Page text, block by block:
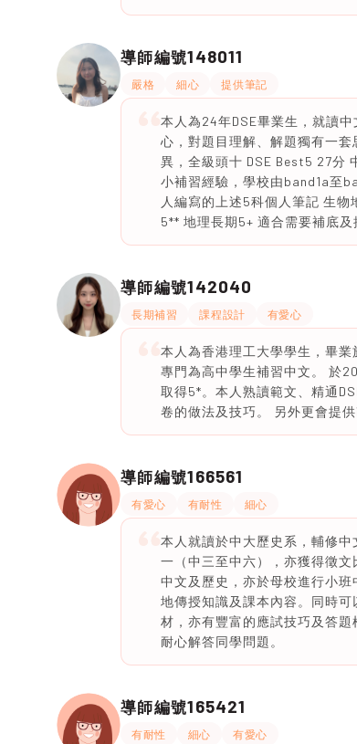
導師編號148011
嚴格 細心 提供筆記
本人為24年DSE畢業生，就讀
心，對題目理解、解題獨有一
異，全級頭十 DSE Best5 27分
小補習經驗，學校由band1a至
人編寫的上述5科個人筆記 生
5** 地理長期5+ 適合需要補底及
導師編號142040
長期補習 課程設計 有愛心
本人為香港理工大學學生，畢
專門為高中學生補習中文。 於
取得5*。本人熟讀範文、精通
卷的做法及技巧。 另外更會提
導師編號166561
有愛心 有耐性 細心
本人就讀於中大歷史系，輔修
一（中三至中六），亦獲得徵
中文及歷史，亦於母校進行小
地傳授知識及課本內容。同時
材，亦有豐富的應試技巧及答
耐心解答同學問題。
導師編號165421
有耐性 細心 有愛心